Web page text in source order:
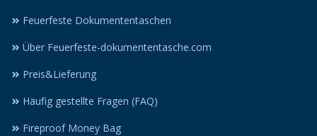
Feuerfeste Dokumententaschen
Über Feuerfeste-dokumententasche.com
Preis&Lieferung
Häufig gestellte Fragen (FAQ)
Fireproof Money Bag